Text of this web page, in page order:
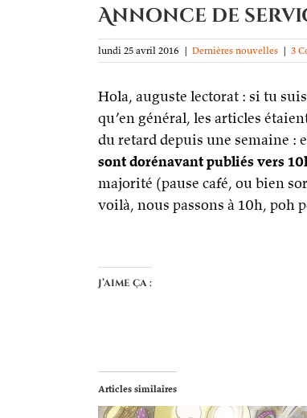
Annonce de
lundi 25 avril 2016 | Dernières nouvelles | 3
Hola, auguste lectorat : si tu
qu’en général, les articles
du retard depuis une semaine :
sont dorénavant publiés vers
majorité (pause café, ou bien
voilà, nous passons à 10h, poh
J’aime ça :
Articles similaires